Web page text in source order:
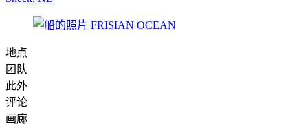
地点
团队
此外
评论
画廊